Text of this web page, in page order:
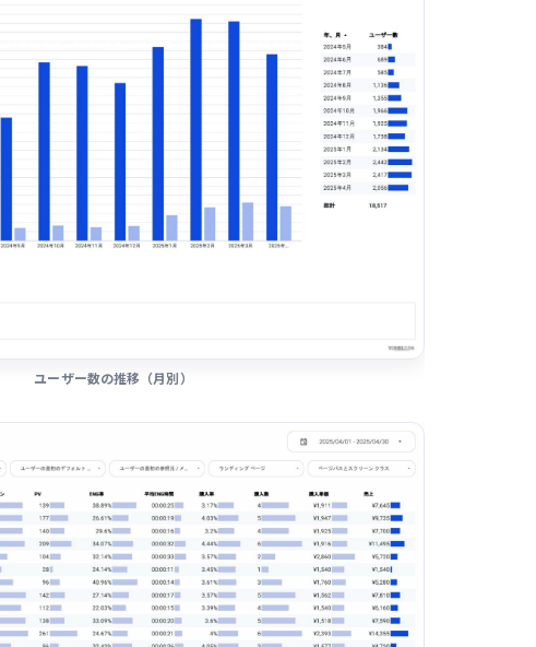
ユーザー数の推移（月別）